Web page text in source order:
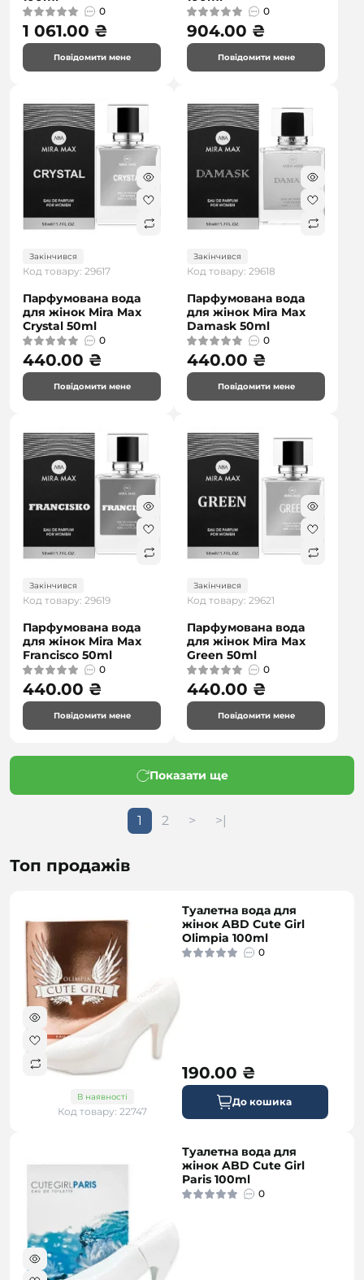
0
1 061.00 ₴
Повідомити мене
0
904.00 ₴
Повідомити мене
Закінчився
Код товару: 29617
Парфумована вода
для жінок Mira Max
Crystal 50ml
0
440.00 ₴
Повідомити мене
Закінчився
Код товару: 29618
Парфумована вода
для жінок Mira Max
Damask 50ml
0
440.00 ₴
Повідомити мене
Закінчився
Код товару: 29619
Парфумована вода
для жінок Mira Max
Francisco 50ml
0
440.00 ₴
Повідомити мене
Закінчився
Код товару: 29621
Парфумована вода
для жінок Mira Max
Green 50ml
0
440.00 ₴
Повідомити мене
Показати ще
1 2 > >|
Топ продажів
В наявності
Код товару: 22747
Туалетна вода для
жінок ABD Cute Girl
Olimpia 100ml
0
190.00 ₴
До кошика
Туалетна вода для
жінок ABD Cute Girl
Paris 100ml
0